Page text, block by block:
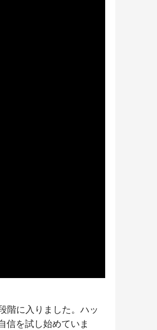
階に入りました。ハッ
信を試し始めていま